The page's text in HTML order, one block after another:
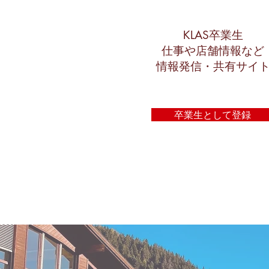
KLAS卒業生
仕事や店舗情報など
情報発信・共有サイ
卒業生として登録